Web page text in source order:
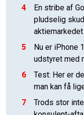
4
En stribe af
pludselig
aktiemarkedet
5
Nu er iPhone
udstyret med
6
Test: Her er
man kan få
7
Trods stor